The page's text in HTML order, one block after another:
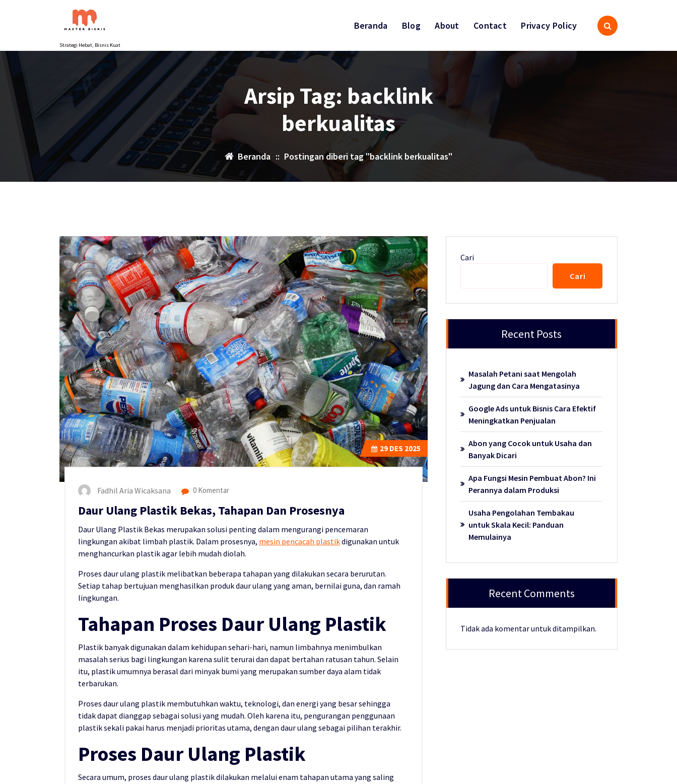
Strategi Hebat, Bisnis Kuat
Beranda Blog About Contact Privacy Policy
Arsip Tag: backlink
berkualitas
Beranda :: Postingan diberi tag "backlink berkualitas"
29DES 2025
Fadhil Aria Wicaksana 0 Komentar
Daur Ulang Plastik Bekas, Tahapan Dan Prosesnya
Daur Ulang Plastik Bekas merupakan solusi penting dalam mengurangi pencemaran
lingkungan akibat limbah plastik. Dalam prosesnya, mesin pencacah plastikdigunakan untuk
menghancurkan plastik agar lebih mudah diolah.
Proses daur ulang plastik melibatkan beberapa tahapan yang dilakukan secara berurutan.
Setiap tahap bertujuan menghasilkan produk daur ulang yang aman, bernilai guna, dan ramah
lingkungan.
Tahapan Proses Daur Ulang Plastik
Plastik banyak digunakan dalam kehidupan sehari-hari, namun limbahnya menimbulkan
masalah serius bagi lingkungan karena sulit terurai dan dapat bertahan ratusan tahun. Selain
itu, plastik umumnya berasal dari minyak bumi yang merupakan sumber daya alam tidak
terbarukan.
Proses daur ulang plastik membutuhkan waktu, teknologi, dan energi yang besar sehingga
tidak dapat dianggap sebagai solusi yang mudah. Oleh karena itu, pengurangan penggunaan
plastik sekali pakai harus menjadi prioritas utama, dengan daur ulang sebagai pilihan terakhir.
Proses Daur Ulang Plastik
Secara umum, proses daur ulang plastik dilakukan melalui enam tahapan utama yang saling
Cari
Cari
Recent Posts
Masalah Petani saat Mengolah
Jagung dan Cara Mengatasinya
Google Ads untuk Bisnis Cara Efektif
Meningkatkan Penjualan
Abon yang Cocok untuk Usaha dan
Banyak Dicari
Apa Fungsi Mesin Pembuat Abon? Ini
Perannya dalam Produksi
Usaha Pengolahan Tembakau
untuk Skala Kecil: Panduan
Memulainya
Recent Comments
Tidak ada komentar untuk ditampilkan.